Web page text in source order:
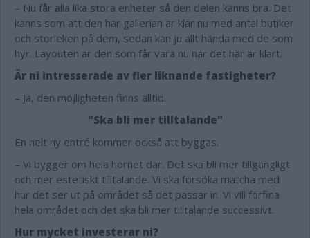
– Nu får alla lika stora enheter så den delen känns bra. Det
känns som att den här gallerian är klar nu med antal butiker
och storleken på dem, sedan kan ju allt hända med de som
hyr. Layouten är den som får vara nu när det här är klart.
Är ni intresserade av fler liknande fastigheter?
– Ja, den möjligheten finns alltid.
"Ska bli mer tilltalande"
En helt ny entré kommer också att byggas.
– Vi bygger om hela hörnet där. Det ska bli mer tillgängligt
och mer estetiskt tilltalande. Vi ska försöka matcha med
hur det ser ut på området så det passar in. Vi vill förfina
hela området och det ska bli mer tilltalande successivt.
Hur mycket investerar ni?